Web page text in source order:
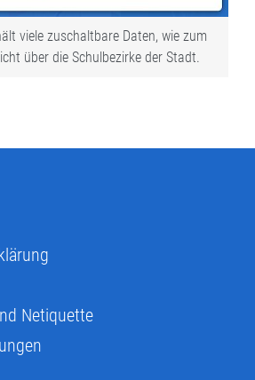
viele zuschaltbare Daten, wie zum
über die Schulbezirke der Stadt.
Netiquette